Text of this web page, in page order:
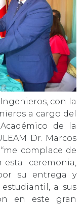
con la
a cargo del
de la
Dr. Marcos
complace de
esta ceremonia,
su entrega y
a sus
en este gran